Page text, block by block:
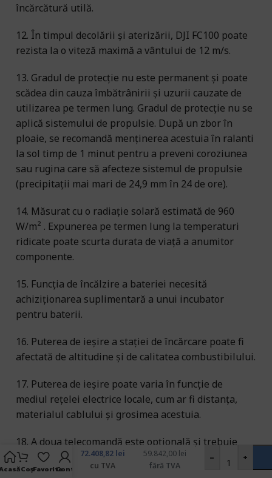
încărcătură utilă.
12. În timpul decolării și aterizării, DJI FC100 poate
rezista la o viteză maximă a vântului de 12 m/s.
13. Gradul de protecție nu este permanent și poate
scădea din cauza îmbătrânirii și uzurii cauzate de
utilizarea pe termen lung. Gradul de protecție nu se
aplică sistemului de propulsie. După un zbor în
ploaie, se recomandă menținerea acestuia în ralanti
la sol timp de 1 minut pentru a preveni coroziunea
sau rugina care să afecteze sistemul de propulsie
(precipitații mai mari de 24,9 mm în 24 de ore).
14. Măsurat cu o radiație solară estimată de 960
W/m² . Expunerea pe termen lung la temperaturi
ridicate poate scurta durata de viață a anumitor
componente.
15. Funcția de încălzire a bateriei necesită
achiziționarea suplimentară a unui incubator
pentru baterii.
16. Puterea de ieșire a stației de încărcare poate fi
afectată de altitudine și de calitatea combustibilului.
17. Puterea de ieșire poate varia în funcție de
mediul rețelei electrice locale, cum ar fi distanța,
materialul cablului și grosimea acestuia.
18. A doua telecomandă este opțională și trebuie
achiziționată separat.
CoșFavoriteCont
DJI
FlyCart
100 –
pachet
59.842,00 lei
fără TVA
72.408,82 lei
cu TVA
- +